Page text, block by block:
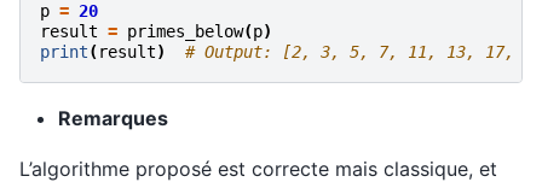
p = 20
result = primes_below(p)
print( result) # Output: [2, 3, 5, 7, 11, 13, 17,
Remarques
L’algorithme proposé est correcte mais classique, et